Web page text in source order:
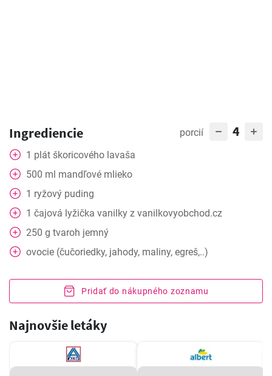
Ingrediencie porcií 4
1 plát škoricového lavaša
500 ml mandľové mlieko
1 ryžový puding
1 čajová lyžička vanilky z vanilkovyobchod.cz
250 g tvaroh jemný
ovocie (čučoriedky, jahody, maliny, egreš,..)
Pridať do nákupného zoznamu
Najnovšie letáky